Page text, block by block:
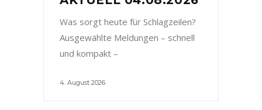
Was sorgt heute für Schlagzeilen?
Ausgewählte Meldungen – schnell
und kompakt –
4. August 2026